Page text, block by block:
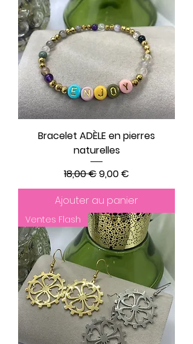
Bracelet ADÈLE en pierres
naturelles
Prix original
18,00 €Prix promotionnel
9,00 €
Ajouter au panier
Ventes Flash